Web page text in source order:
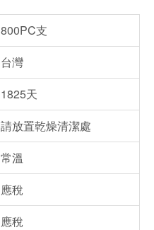
800PC支
台灣
1825天
請放置乾燥清潔處
常溫
應稅
應稅